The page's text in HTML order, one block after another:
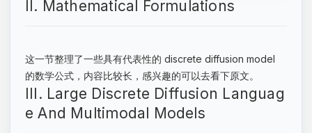
II. Mathematical Formulations
这一节整理了一些具有代表性的 discrete diffusion model
的数学公式，内容比较长，感兴趣的可以去看下原文。
III. Large Discrete Diffusion Languag
e And Multimodal Models